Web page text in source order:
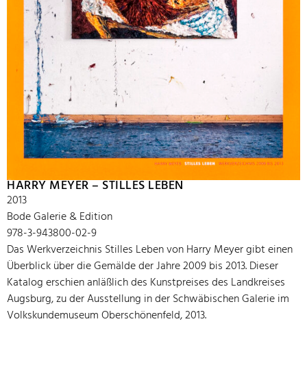
HARRY MEYER – STILLES LEBEN
2013
Bode Galerie & Edition
978-3-943800-02-9
Das Werkverzeichnis Stilles Leben von Harry Meyer gibt einen
Überblick über die Gemälde der Jahre 2009 bis 2013. Dieser
Katalog erschien anläßlich des Kunstpreises des Landkreises
Augsburg, zu der Ausstellung in der Schwäbischen Galerie im
Volkskundemuseum Oberschönenfeld, 2013.